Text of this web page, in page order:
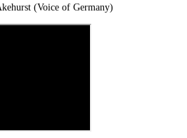
(Voice of Germany)